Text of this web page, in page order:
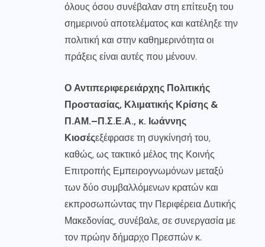
όλους όσου συνέβαλαν στη επίτευξη του
σημερινού αποτελέματος και κατέληξε την
πολιτική και στην καθημερινότητα οι
πράξεις είναι αυτές που μένουν.
Ο Αντιπεριφερειάρχης Πολιτικής
Προστασίας, Κλιματικής Κρίσης &
Π.ΑΜ.–Π.Σ.Ε.Α., κ. Ιωάννης
Κιοσέςεξέφρασε τη συγκίνησή του,
καθώς, ως τακτικό μέλος της Κοινής
Επιτροπής Εμπειρογνωμόνων μεταξύ
των δύο συμβαλλόμενων κρατών και
εκπροσωπώντας την Περιφέρεια Δυτικής
Μακεδονίας, συνέβαλε, σε συνεργασία με
τον πρώην δήμαρχο Πρεσπών κ.